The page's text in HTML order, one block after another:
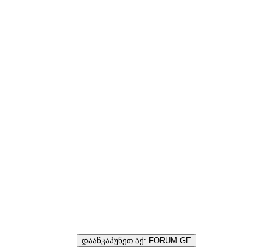
დააწკაპუნეთ აქ: FORUM.GE